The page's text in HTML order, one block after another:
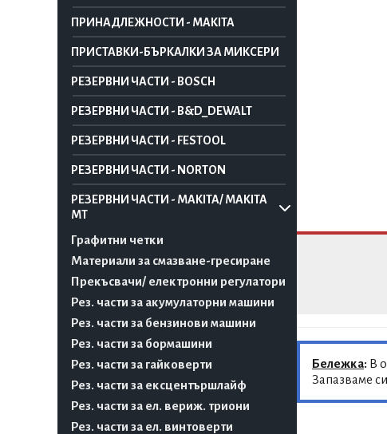
ПРИНАДЛЕЖНОСТИ - MAKITA
ПРИСТАВКИ-БЪРКАЛКИ ЗА МИКСЕРИ
РЕЗЕРВНИ ЧАСТИ - BOSCH
РЕЗЕРВНИ ЧАСТИ - B&D_DEWALT
РЕЗЕРВНИ ЧАСТИ - FESTOOL
РЕЗЕРВНИ ЧАСТИ - NORTON
РЕЗЕРВНИ ЧАСТИ - MAKITA/ MAKITA
MT
Графитни четки
Материали за смазване-гресиране
Прекъсвачи/ електронни регулатори
Рез. части за акумулаторни машини
Рез. части за бензинови машини
Рез. части за бормашини
Рез. части за гайковерти
Рез. части за ексцентършлайф
Рез. части за ел. вериж. триони
Рез. части за ел. винтоверти
Бележка: В
Запазваме